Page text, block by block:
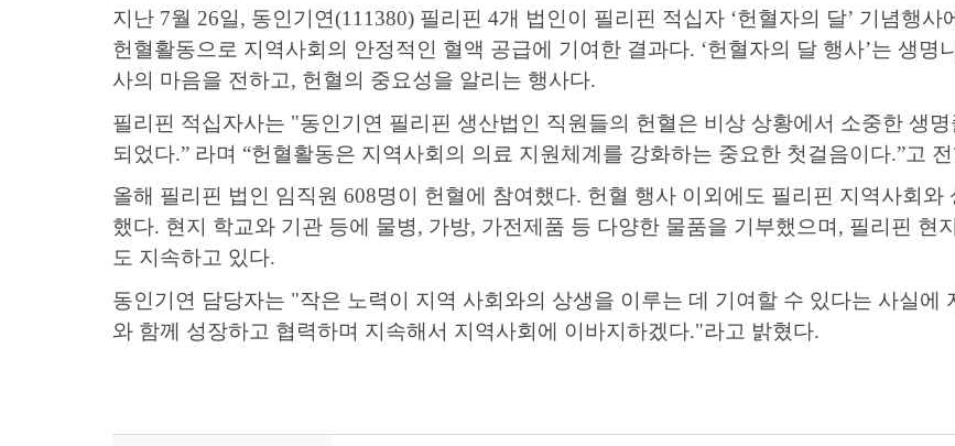
지난 7월 26일, 동인기연(111380) 필리핀 4개 법인이 필리핀 적십자 ‘헌혈자의 달’ 기념행사
헌혈활동으로 지역사회의 안정적인 혈액 공급에 기여한 결과다. ‘헌혈자의 달 행사’는 생명
사의 마음을 전하고, 헌혈의 중요성을 알리는 행사다.
필리핀 적십자사는 "동인기연 필리핀 생산법인 직원들의 헌혈은 비상 상황에서 소중한 생
되었다.” 라며 “헌혈활동은 지역사회의 의료 지원체계를 강화하는 중요한 첫걸음이다.”고
올해 필리핀 법인 임직원 608명이 헌혈에 참여했다. 헌혈 행사 이외에도 필리핀 지역사회
했다. 현지 학교와 기관 등에 물병, 가방, 가전제품 등 다양한 물품을 기부했으며 , 필리핀 현
도 지속하고 있다.
동인기연 담당자는 "작은 노력이 지역 사회와의 상생을 이루는 데 기여할 수 있다는 사실에
와 함께 성장하고 협력하며 지속해서 지역사회에 이바지하겠다."라고 밝혔다.